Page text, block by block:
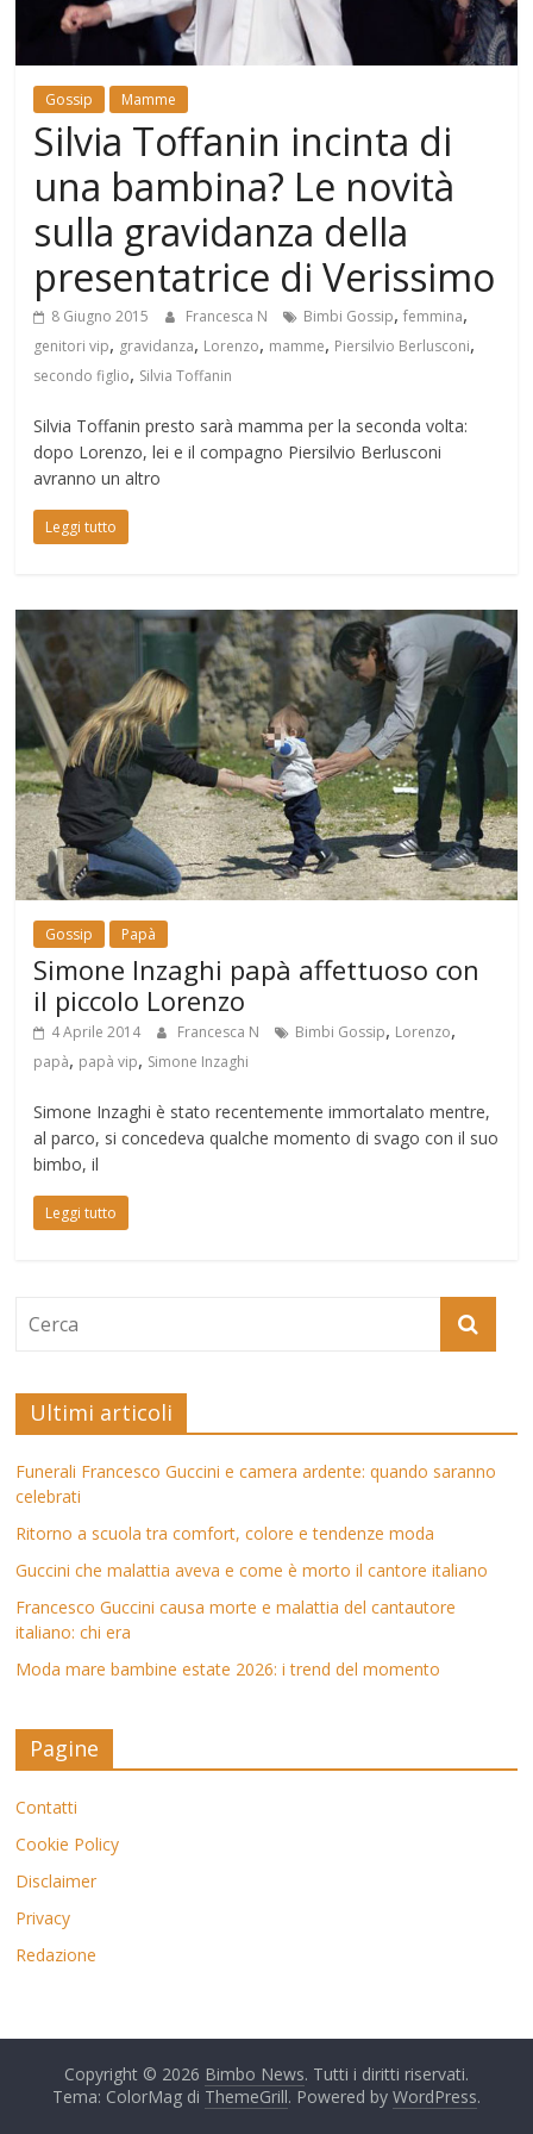
Mondo
Gossip Mamme
Silvia Toffanin incinta di
una bambina? Le novità
sulla gravidanza della
presentatrice di Verissimo
8 Giugno 2015 Francesca N Bimbi Gossip,femmina,
genitori vip, gravidanza, Lorenzo, mamme, Piersilvio Berlusconi,
secondo figlio, Silvia Toffanin
Silvia Toffanin presto sarà mamma per la seconda volta:
dopo Lorenzo, lei e il compagno Piersilvio Berlusconi
avranno un altro
Leggi tutto
Gossip Papà
Simone Inzaghi papà affettuoso con
il piccolo Lorenzo
4 Aprile 2014 Francesca N Bimbi Gossip, Lorenzo,
papà, papà vip, Simone Inzaghi
Simone Inzaghi è stato recentemente immortalato mentre,
al parco, si concedeva qualche momento di svago con il suo
bimbo, il
Leggi tutto
Ultimi articoli
Funerali Francesco Guccini e camera ardente: quando saranno
celebrati
Ritorno a scuola tra comfort, colore e tendenze moda
Guccini che malattia aveva e come è morto il cantore italiano
Francesco Guccini causa morte e malattia del cantautore
italiano: chi era
Moda mare bambine estate 2026: i trend del momento
Pagine
Contatti
Cookie Policy
Disclaimer
Privacy
Redazione
Copyright © 2026 Bimbo News. Tutti i diritti riservati.
Tema: ColorMag di ThemeGrill. Powered by WordPress.